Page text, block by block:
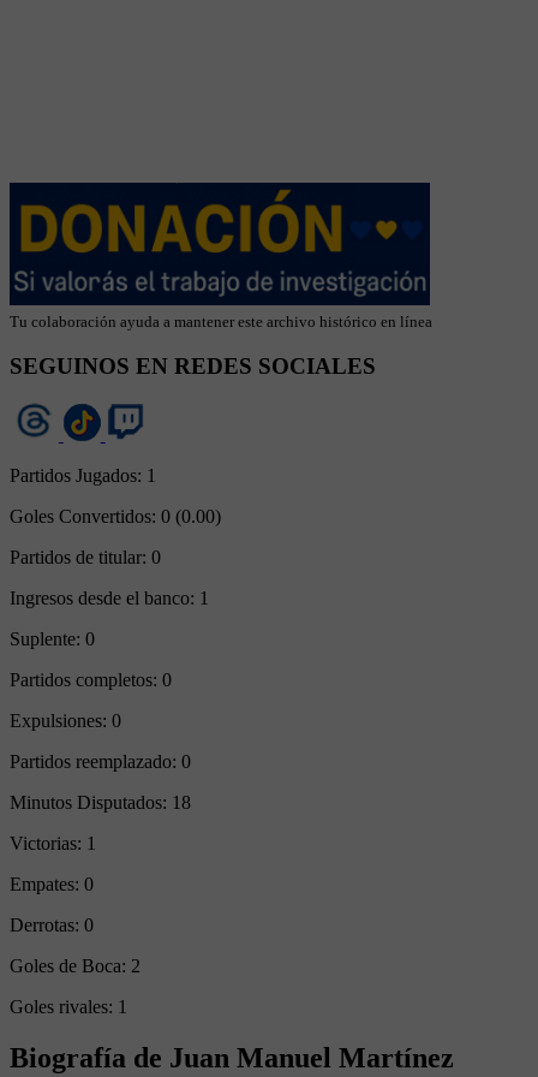
Tu colaboración ayuda a mantener este archivo histórico en línea
SEGUINOS EN REDES SOCIALES
Partidos Jugados: 1
Goles Convertidos: 0 (0.00)
Partidos de titular: 0
Ingresos desde el banco: 1
Suplente: 0
Partidos completos: 0
Expulsiones: 0
Partidos reemplazado: 0
Minutos Disputados: 18
Victorias: 1
Empates: 0
Derrotas: 0
Goles de Boca: 2
Goles rivales: 1
Biografía de Juan Manuel Martínez